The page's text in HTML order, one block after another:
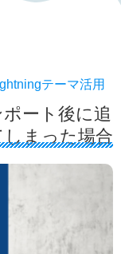
テーマ活用
ート後に追
まった場合